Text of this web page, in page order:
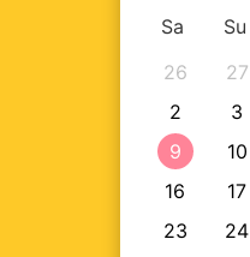
Sa Su
26
27
2
3
9
10
16
17
23
24